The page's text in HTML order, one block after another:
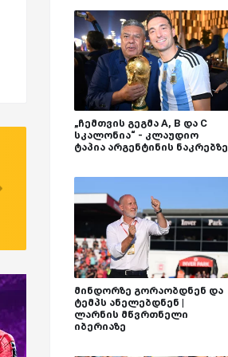
„ჩემთვის გეგმა A, B და C
სკალონია“ - კლაუდიო
ტაპია არგენტინის ნაკრებზე
მინდორზე გორაობდნენ და
ტემპს ანელებდნენ |
ლარნის მწვრთნელი
იბერიაზე